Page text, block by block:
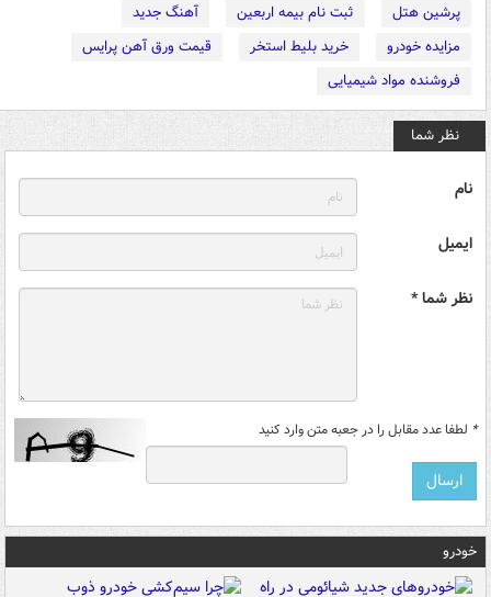
پرشین هتل
ثبت نام بیمه اربعین
آهنگ جدید
مزایده خودرو
خرید بلیط استخر
قیمت ورق آهن پرایس
فروشنده مواد شیمیایی
نظر شما
نام
ایمیل
نظر شما *
* لطفا عدد مقابل را در جعبه متن وارد کنید
خودرو